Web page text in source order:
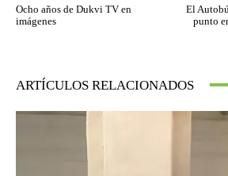
Ocho años de Dukvi TV en
imágenes
El
punto
ARTÍCULOS RELACIONADOS